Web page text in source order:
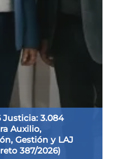
Justicia: 3.084
Auxilio,
Gestión y LAJ
387/2026)